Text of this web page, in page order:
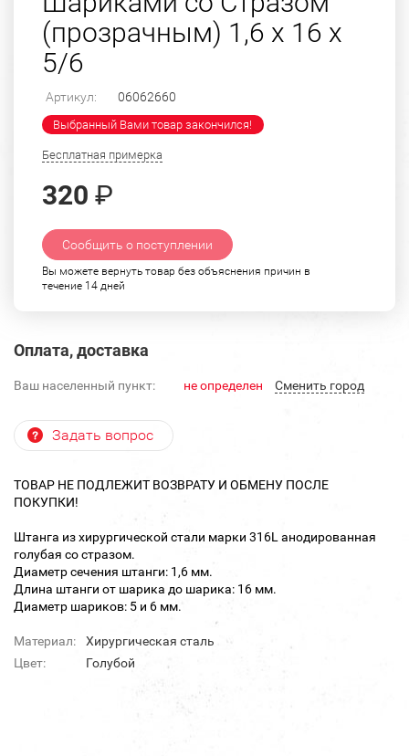
(прозрачным) 1,6 х 16 х
5/6
Артикул: 06062660
Выбранный Вами товар закончился!
Бесплатная примерка
320 ₽
Сообщить о поступлении
Вы можете вернуть товар без объяснения причин в
течение 14 дней
Оплата, доставка
Ваш населенный пункт: не определен Cменить город
Задать вопрос
ТОВАР НЕ ПОДЛЕЖИТ ВОЗВРАТУ И ОБМЕНУ ПОСЛЕ
ПОКУПКИ!
Штанга из хирургической стали марки 316L анодированная
голубая со стразом.
Диаметр сечения штанги: 1,6 мм.
Длина штанги от шарика до шарика: 16 мм.
Диаметр шариков: 5 и 6 мм.
Материал:
Хирургическая сталь
Цвет:
Голубой